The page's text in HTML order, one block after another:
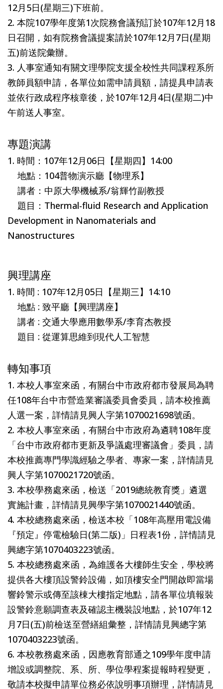
12月5日(星期三)下班前。
2. 本院107學年度第1次院務會議預訂於107年12月18
日召開，如有院務會議提案請於107年12月7日(星期
五)前送院彙辦。
3. 人事室通知有關文理學院支援全校性共同課程系所
教師員額申請，各單位如需申請員額，請提具申請表
並依行政成程序核章後，於107年12月4日(星期二)中
午前送人事室。
專題演講
1. 時間：107年12月06日【星期四】14:00
地點：104普物演示廳【物理系】
講者：中原大學機械系/翁輝竹副教授
題目：Thermal-fluid Research and Application
Development in Nanomaterials and
Nanostructures
興理講座
1. 時間 : 107年12月05日【星期三】14:10
地點 : 致平廳【興理講座】
講者 : 交通大學應用數學系/李育杰教授
題目 : 從運算思維到現代人工智慧
轉知事項
1. 本校人事室來函，有關台中市政府都市發展局為聘
任108年台中市營造業審議委員會委員，請本校推薦
人選一案，詳情請見興人字第1070021698號函。
2. 本校人事室來函，有關台中市政府為遴聘108年度
「台中市政府都市更新及爭議處理審議會」委員，請
本校推薦專門學識經驗之學者、專家一案，詳情請見
興人字第1070021720號函。
3. 本校學務處來函，檢送「2019總統教育獎」遴選
實施計畫，詳情請見興學字第1070021440號函。
4. 本校總務處來函，檢送本校「108年高壓用電設備
『預定』停電檢驗日(第二版)」日程表1份，詳情請見
興總字第1070403223號函。
5. 本校總務處來函，為維護各大樓師生安全，學校將
提供各大樓頂設警鈴設備，如頂樓安全門開啟即當場
響鈴警示或傳至該棟大樓指定地點，請各單位填報裝
設警鈴意願調查表及確認主機裝設地點，於107年12
月7日(五)前檢送至營繕組彙整，詳情請見興總字第
1070403223號函。
6. 本校教務處來函，因應教育部通之109學年度申請
增設或調整院、系、所、學位學程案提報時程變更，
敬請本校擬申請單位務必依說明事項辦理，詳情請見